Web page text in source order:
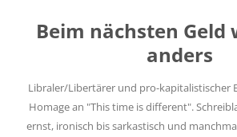
springen
Beim nächsten Geld
anders
Libraler/Libertärer und pro-kapitalistischer
Homage an "This time is different".
ernst, ironisch bis sarkastisch und